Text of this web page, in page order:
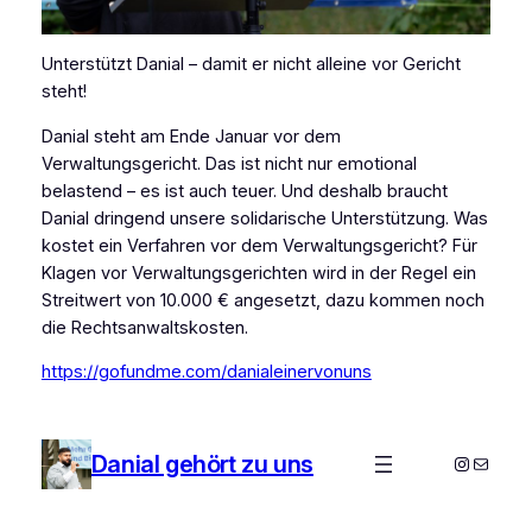
Unterstützt Danial – damit er nicht alleine vor Gericht
steht!
Danial steht am Ende Januar vor dem
Verwaltungsgericht. Das ist nicht nur emotional
belastend – es ist auch teuer. Und deshalb braucht
Danial dringend unsere solidarische Unterstützung. Was
kostet ein Verfahren vor dem Verwaltungsgericht? Für
Klagen vor Verwaltungsgerichten wird in der Regel ein
Streitwert von 10.000 € angesetzt, dazu kommen noch
die Rechtsanwaltskosten.
https://gofundme.com/danialeinervonuns
Danial gehört zu uns E-Mail